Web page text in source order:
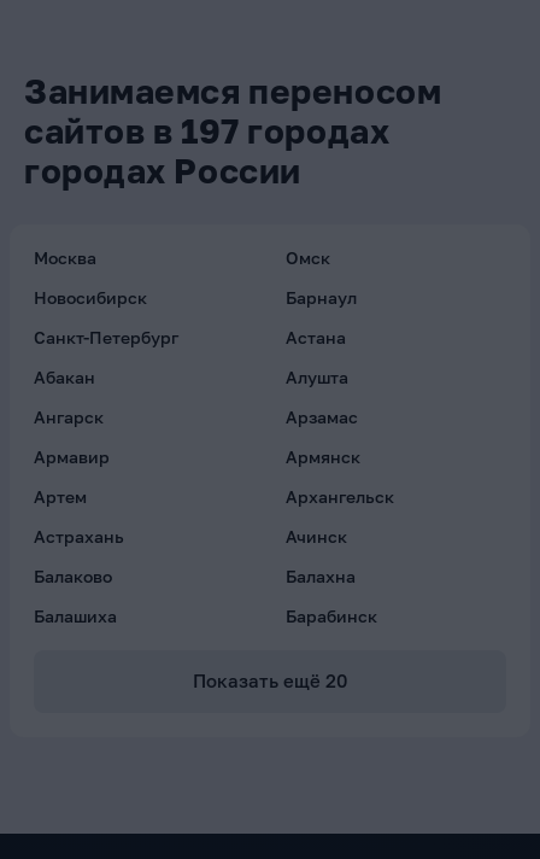
Занимаемся переносом
сайтов в 197 городах
городах России
Москва
Омск
Новосибирск
Барнаул
Санкт-Петербург
Астана
Абакан
Алушта
Ангарск
Арзамас
Армавир
Армянск
Артем
Архангельск
Астрахань
Ачинск
Балаково
Балахна
Балашиха
Барабинск
Показать ещё 20